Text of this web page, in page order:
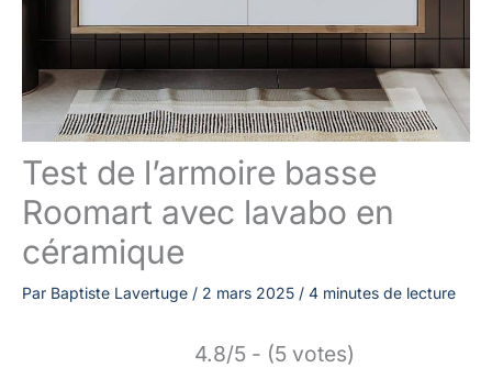
Test de l’armoire basse
Roomart avec lavabo en
céramique
Par Baptiste Lavertuge / 2 mars 2025 / 4 minutes de lecture
4.8/5 - (5 votes)